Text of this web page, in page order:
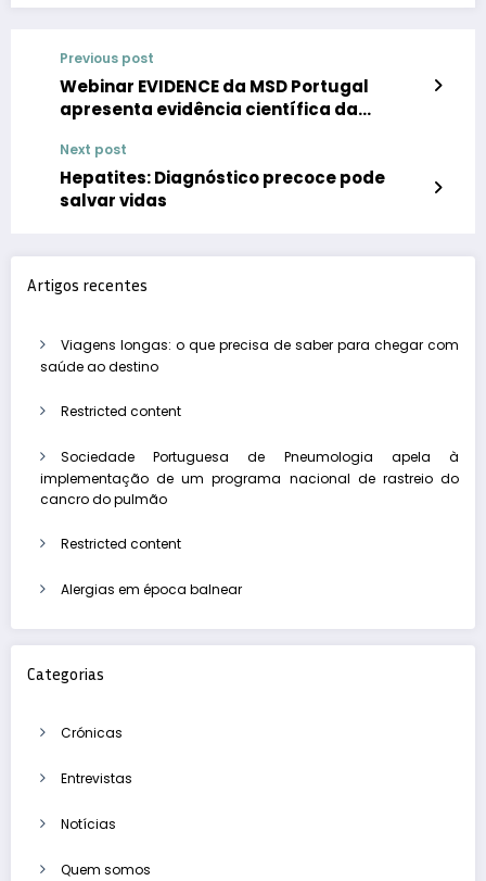
Previous post
Webinar EVIDENCE da MSD Portugal
apresenta evidência científica da
Next post
Hepatites: Diagnóstico precoce pode
salvar vidas
Artigos recentes
Viagens longas: o que precisa de saber para chegar com
saúde ao destino
Restricted content
Sociedade Portuguesa de Pneumologia apela à
implementação de um programa nacional de rastreio do
cancro do pulmão
Restricted content
Alergias em época balnear
Categorias
Crónicas
Entrevistas
Notícias
Quem somos